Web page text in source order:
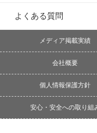
よくある質問
メディア掲載実績
会社概要
個人情報保護方針
安心・安全への取り組